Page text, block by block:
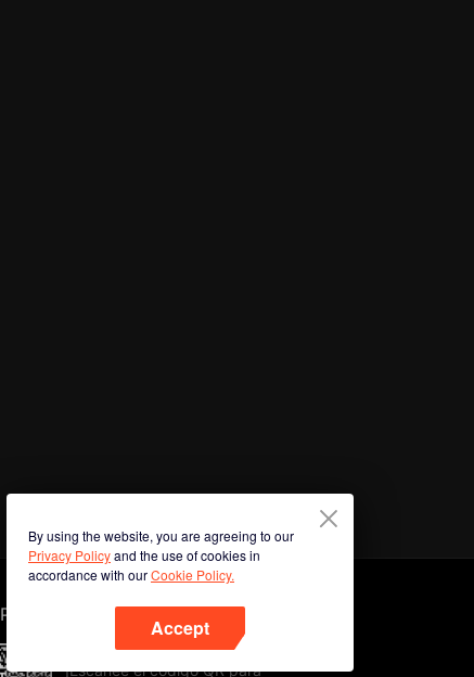
By using the website, you are agreeing to our
Privacy Policyand the use of cookies in
accordance with ourCookie Policy.
Accept
Phone
¡Escanee el código QR para